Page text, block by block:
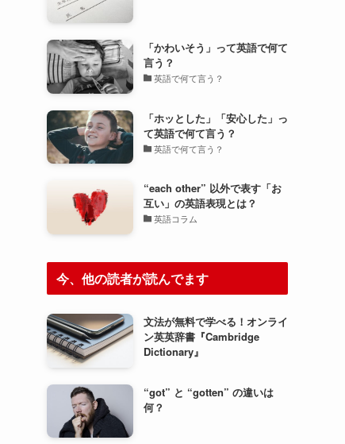
「かわいそう」って英語で何て
言う？
英語で何て言う？
「ホッとした」「安心した」っ
て英語で何て言う？
英語で何て言う？
“each other” 以外で表す「お
互い」の英語表現とは？
英語コラム
今、他の読者が読んでます
文法が無料で学べる！オンライ
ン英英辞書『Cambridge
Dictionary』
“got” と “gotten” の違いは
何？